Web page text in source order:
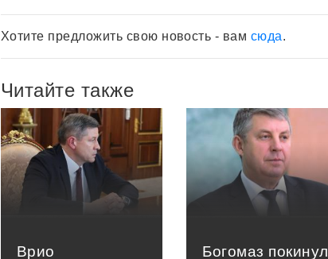
Хотите предложить свою новость - вам сюда.
Читайте также
Врио
Богомаз покинул